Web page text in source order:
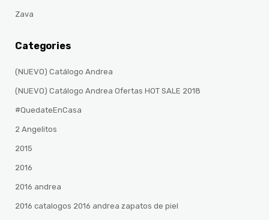
Zava
Categories
(NUEVO) Catálogo Andrea
(NUEVO) Catálogo Andrea Ofertas HOT SALE 2018
#QuedateEnCasa
2 Angelitos
2015
2016
2016 andrea
2016 catalogos 2016 andrea zapatos de piel